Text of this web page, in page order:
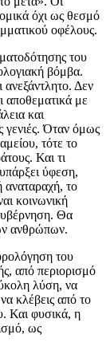
όχι ως θεσμό
οφέλους.
του
βόμβα.
Δεν
αποθεματικά με
και
γενιές. Όταν όμως
τότε το
Και τι
ύφεση,
αναταραχή, το
κοινωνική
Θα
ανθρώπων.
του
από περιορισμό
λύση, να
κλέβεις από το
Και φυσικά, η
ως